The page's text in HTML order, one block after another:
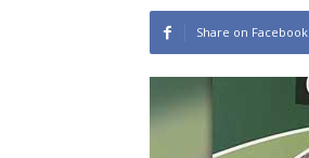
Share on Facebook